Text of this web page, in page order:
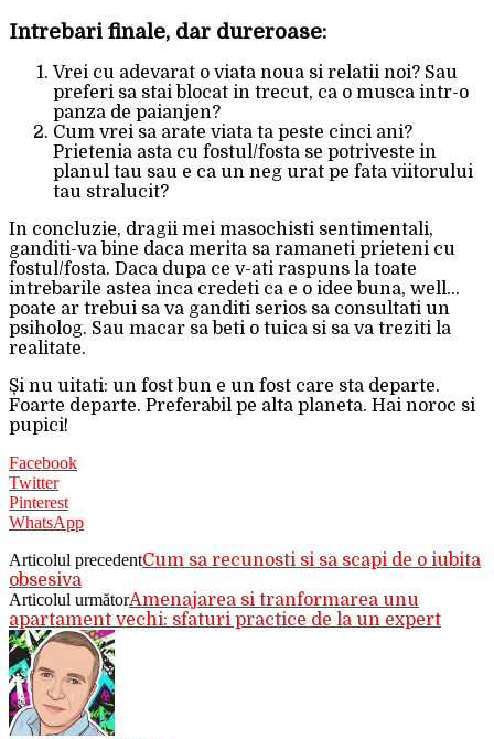
Intrebari finale, dar dureroase:
Vrei cu adevarat o viata noua si relatii noi? Sau
preferi sa stai blocat in trecut, ca o musca intr-o
panza de paianjen?
Cum vrei sa arate viata ta peste cinci ani?
Prietenia asta cu fostul/fosta se potriveste in
planul tau sau e ca un neg urat pe fata viitorului
tau stralucit?
In concluzie, dragii mei masochisti sentimentali,
ganditi-va bine daca merita sa ramaneti prieteni cu
fostul/fosta. Daca dupa ce v-ati raspuns la toate
intrebarile astea inca credeti ca e o idee buna, well…
poate ar trebui sa va ganditi serios sa consultati un
psiholog. Sau macar sa beti o tuica si sa va treziti la
realitate.
Și nu uitati: un fost bun e un fost care sta departe.
Foarte departe. Preferabil pe alta planeta. Hai noroc si
pupici!
Facebook
Twitter
Pinterest
WhatsApp
Articolul precedentCum sa recunosti si sa scapi de o iubita
obsesiva
Articolul următorAmenajarea si tranformarea unu
apartament vechi: sfaturi practice de la un expert